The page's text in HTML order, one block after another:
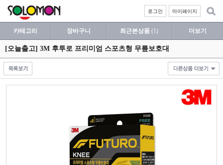
마이페이지
로그인
카테고리 장바구니 최근본상품 (1) 더보기
[오늘출고] 3M 후투로 프리미엄 스포츠형 무릎보호대